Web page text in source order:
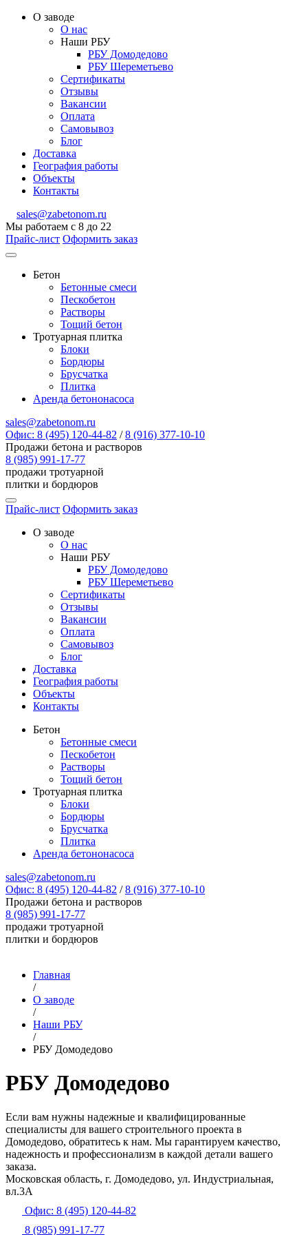
О заводе
О нас
Наши РБУ
РБУ Домодедово
РБУ Шереметьево
Сертификаты
Отзывы
Вакансии
Оплата
Самовывоз
Блог
Доставка
География работы
Объекты
Контакты
sales@zabetonom.ru
Мы работаем с 8 до 22
Прайс-лист Оформить заказ
Бетон
Бетонные смеси
Пескобетон
Растворы
Тощий бетон
Тротуарная плитка
Блоки
Бордюры
Брусчатка
Плитка
Аренда бетононасоса
sales@zabetonom.ru
Офис: 8 (495) 120-44-82 / 8 (916) 377-10-10
Продажи бетона и растворов
8 (985) 991-17-77
продажи тротуарной
плитки и бордюров
Прайс-лист Оформить заказ
О заводе
О нас
Наши РБУ
РБУ Домодедово
РБУ Шереметьево
Сертификаты
Отзывы
Вакансии
Оплата
Самовывоз
Блог
Доставка
География работы
Объекты
Контакты
Бетон
Бетонные смеси
Пескобетон
Растворы
Тощий бетон
Тротуарная плитка
Блоки
Бордюры
Брусчатка
Плитка
Аренда бетононасоса
sales@zabetonom.ru
Офис: 8 (495) 120-44-82 / 8 (916) 377-10-10
Продажи бетона и растворов
8 (985) 991-17-77
продажи тротуарной
плитки и бордюров
Главная
/
О заводе
/
Наши РБУ
/
РБУ Домодедово
РБУ Домодедово
Если вам нужны надежные и квалифицированные
специалисты для вашего строительного проекта в
Домодедово, обратитесь к нам. Мы гарантируем качество,
надежность и профессионализм в каждой детали вашего
заказа.
Московская область, г. Домодедово, ул. Индустриальная,
вл.3А
Офис: 8 (495) 120-44-82
8 (985) 991-17-77